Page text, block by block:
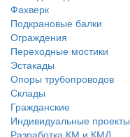
Фахверк
Подкрановые балки
Ограждения
Переходные мостики
Эстакады
Опоры трубопроводов
Склады
Гражданские
Индивидуальные проекты